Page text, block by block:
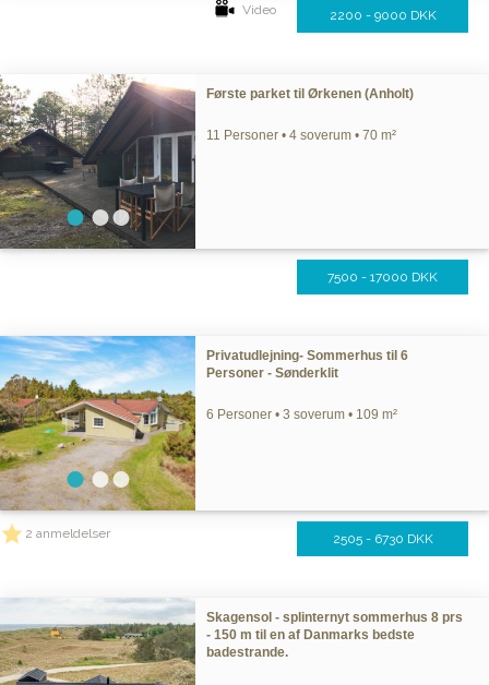
Video 2200 - 9000 DKK
Første parket til Ørkenen (Anholt)
11 Personer • 4 soverum • 70 m²
7500 - 17000 DKK
Privatudlejning- Sommerhus til 6
Personer - Sønderklit
6 Personer • 3 soverum • 109 m²
2 anmeldelser 2505 - 6730 DKK
Skagensol - splinternyt sommerhus 8 prs
- 150 m til en af Danmarks bedste
badestrande.